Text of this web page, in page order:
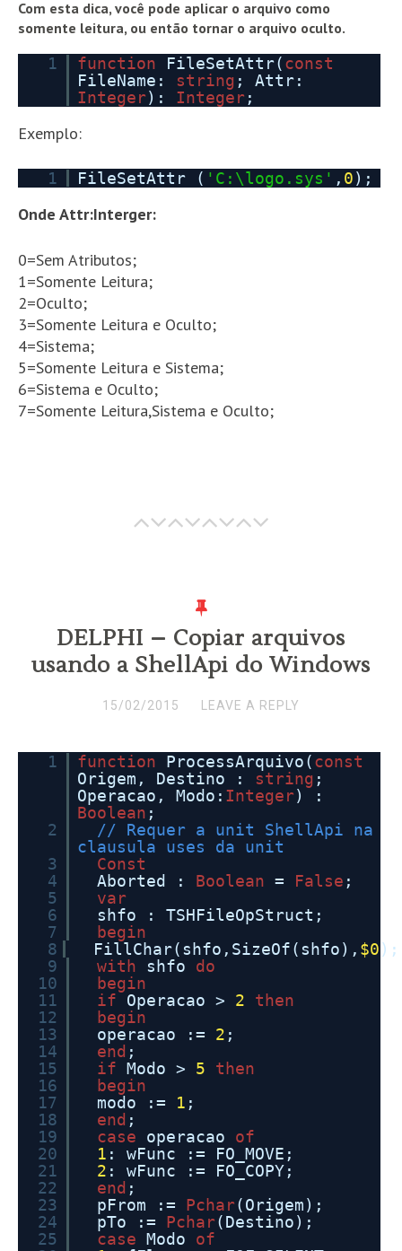
Com esta dica, você pode aplicar o arquivo como
somente leitura, ou então tornar o arquivo oculto.
1 function FileSetAttr(const
FileName: string ; Attr:
Integer): Integer;
Exemplo:
1 FileSetAttr ( 'C:\logo.sys' , 0);
Onde Attr:Interger:
0=Sem Atributos;
1=Somente Leitura;
2=Oculto;
3=Somente Leitura e Oculto;
4=Sistema;
5=Somente Leitura e Sistema;
6=Sistema e Oculto;
7=Somente Leitura,Sistema e Oculto;
DELPHI – Copiar arquivos
usando a ShellApi do Windows
15/02/2015 LEAVE A REPLY
1 function ProcessArquivo(const
Origem, Destino : string ;
Operacao, Modo: Integer) :
Boolean ;
2
// Requer a unit ShellApi na
clausula uses da unit
3
Const
4
Aborted : Boolean = False ;
5
var
6
shfo : TSHFileOpStruct;
7
begin
8
FillChar(shfo,SizeOf(shfo), $0);
9
with shfo do
10
begin
11
if Operacao > 2
then
12
begin
13
operacao := 2 ;
14
end ;
15
if Modo > 5
then
16
begin
17
modo := 1 ;
18
end ;
19
case operacao of
20
1 : wFunc := FO_MOVE;
21
2 : wFunc := FO_COPY;
22
end ;
23
pFrom := Pchar(Origem);
24
pTo := Pchar(Destino);
25
case Modo of